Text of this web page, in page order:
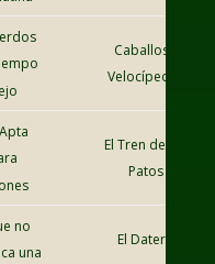
Caballos y
Velocípedos
El Tren de los
Patos
no
una
El Datero